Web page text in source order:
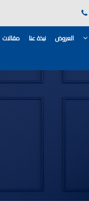
العروض نبذة عنا مقالات